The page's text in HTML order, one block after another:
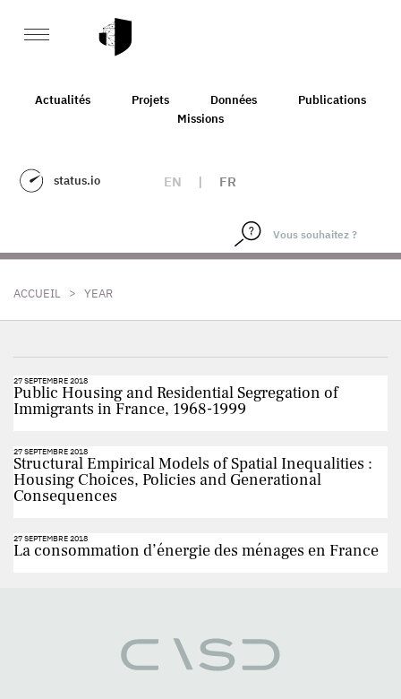
Actualités Projets Données
Publications
Missions
status.io EN | FR
ACCUEIL > YEAR
27 SEPTEMBRE 2018
Public Housing and Residential Segregation of
Immigrants in France, 1968-1999
27 SEPTEMBRE 2018
Structural Empirical Models of Spatial Inequalities :
Housing Choices, Policies and Generational
Consequences
27 SEPTEMBRE 2018
La consommation d’énergie des ménages en France